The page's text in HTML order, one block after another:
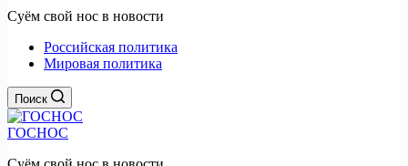
Суём свой нос в новости
Российская политика
Мировая политика
Поиск
ГОСНОС